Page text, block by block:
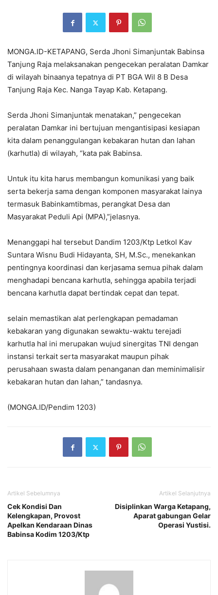
MONGA.ID-KETAPANG, Serda Jhoni Simanjuntak Babinsa
Tanjung Raja melaksanakan pengecekan peralatan Damkar
di wilayah binaanya tepatnya di PT BGA Wil 8 B Desa
Tanjung Raja Kec. Nanga Tayap Kab. Ketapang.
Serda Jhoni Simanjuntak menatakan,” pengecekan
peralatan Damkar ini bertujuan mengantisipasi kesiapan
kita dalam penanggulangan kebakaran hutan dan lahan
(karhutla) di wilayah, “kata pak Babinsa.
Untuk itu kita harus membangun komunikasi yang baik
serta bekerja sama dengan komponen masyarakat lainya
termasuk Babinkamtibmas, perangkat Desa dan
Masyarakat Peduli Api (MPA),”jelasnya.
Menanggapi hal tersebut Dandim 1203/Ktp Letkol Kav
Suntara Wisnu Budi Hidayanta, SH, M.Sc., menekankan
pentingnya koordinasi dan kerjasama semua pihak dalam
menghadapi bencana karhutla, sehingga apabila terjadi
bencana karhutla dapat bertindak cepat dan tepat.
selain memastikan alat perlengkapan pemadaman
kebakaran yang digunakan sewaktu-waktu terejadi
karhutla hal ini merupakan wujud sinergitas TNI dengan
instansi terkait serta masyarakat maupun pihak
perusahaan swasta dalam penanganan dan meminimalisir
kebakaran hutan dan lahan,” tandasnya.
(MONGA.ID/Pendim 1203)
Artikel Sebelumnya
Cek Kondisi Dan
Kelengkapan, Provost
Apelkan Kendaraan Dinas
Babinsa Kodim 1203/Ktp
Artikel Selanjutnya
Disiplinkan Warga Ketapang,
Aparat gabungan Gelar
Operasi Yustisi.